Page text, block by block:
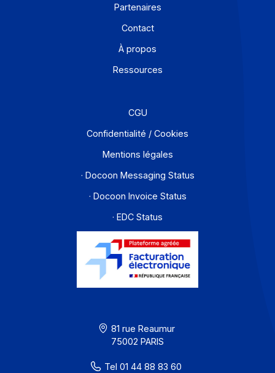
Développeurs
Contact
À propos
Ressources
Confidentialité / Cookies
Mentions légales
· Docoon Messaging Status